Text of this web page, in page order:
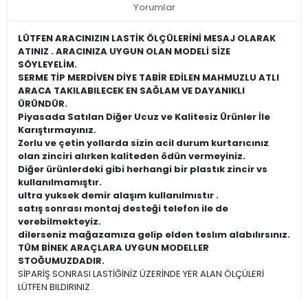
Yorumlar
LÜTFEN ARACINIZIN LASTİK ÖLÇÜLERİNİ MESAJ OLARAK
ATINIZ . ARACINIZA UYGUN OLAN MODELİ SİZE
SÖYLEYELİM.
SERME TİP MERDİVEN DİYE TABİR EDİLEN MAHMUZLU ATLI
ARACA TAKILABILECEK EN SAĞLAM VE DAYANIKLI
ÜRÜNDÜR.
Piyasada Satılan Diğer Ucuz ve Kalitesiz Ürünler İle
Karıştırmayınız.
Zorlu ve çetin yollarda sizin acil durum kurtarıcınız
olan zinciri alırken kaliteden ödün vermeyiniz.
Diğer ürünlerdeki gibi herhangi bir plastık zincir vs
kullanılmamıştır.
ultra yuksek demir alaşım kullanılmıstır .
satış sonrası montaj desteği telefon ile de
verebilmekteyiz.
dilerseniz mağazamıza gelip elden teslım alabılırsınız.
TÜM BİNEK ARAÇLARA UYGUN MODELLER
STOĞUMUZDADIR.
SİPARİŞ SONRASI LASTİĞİNİZ ÜZERİNDE YER ALAN ÖLÇÜLERİ
LÜTFEN BILDIRINIZ .